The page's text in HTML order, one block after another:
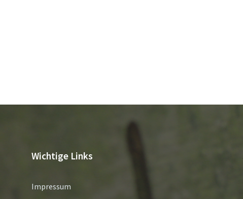
Wichtige Links
Impressum